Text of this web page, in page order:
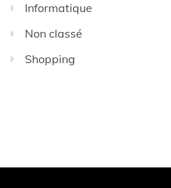
Informatique
Non classé
Shopping